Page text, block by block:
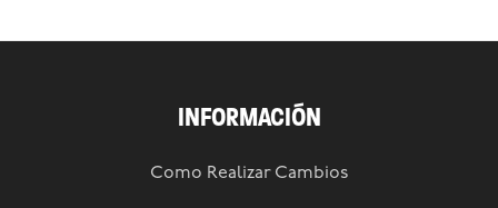
INFORMACIÓN
Como Realizar Cambios